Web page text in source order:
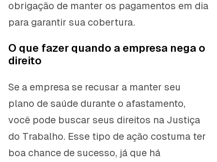
obrigação de manter os pagamentos em dia
para garantir sua cobertura.
O que fazer quando a empresa nega o
direito
Se a empresa se recusar a manter seu
plano de saúde durante o afastamento,
você pode buscar seus direitos na Justiça
do Trabalho. Esse tipo de ação costuma ter
boa chance de sucesso, já que há